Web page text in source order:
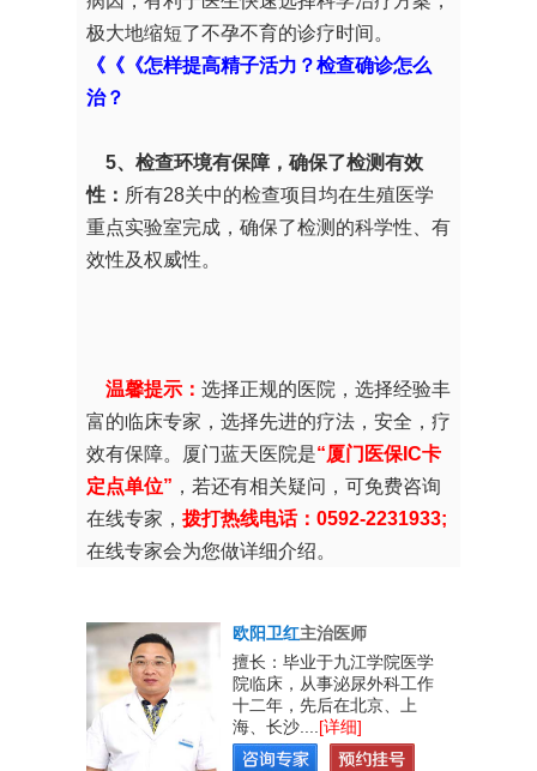
极大地缩短了不孕不育的诊疗时间。
《《《怎样提高精子活力？检查确诊怎么
治？
5、检查环境有保障，确保了检测有效
性： 所有28关中的检查项目均在生殖医学
重点实验室完成，确保了检测的科学性、有
效性及权威性。
温馨提示： 选择正规的医院，选择经验丰
富的临床专家，选择先进的疗法，安全，疗
效有保障。厦门蓝天医院是“厦门医保IC卡
定点单位” ，若还有相关疑问，可免费咨询
在线专家， 拨打热线电话：0592-2231933;
在线专家会为您做详细介绍。
欧阳卫红主治医师
擅长：毕业于九江学院医学
院临床，从事泌尿外科工作
十二年，先后在北京、上
海、长沙....[详细]